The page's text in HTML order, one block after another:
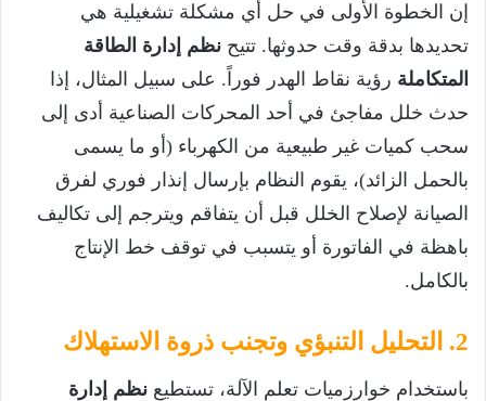
إن الخطوة الأولى في حل أي مشكلة تشغيلية هي
تحديدها بدقة وقت حدوثها. تتيح نظم إدارة الطاقة
المتكاملة رؤية نقاط الهدر فوراً. على سبيل المثال، إذا
حدث خلل مفاجئ في أحد المحركات الصناعية أدى إلى
سحب كميات غير طبيعية من الكهرباء (أو ما يسمى
بالحمل الزائد)، يقوم النظام بإرسال إنذار فوري لفرق
الصيانة لإصلاح الخلل قبل أن يتفاقم ويترجم إلى تكاليف
باهظة في الفاتورة أو يتسبب في توقف خط الإنتاج
بالكامل.
2. التحليل التنبؤي وتجنب ذروة الاستهلاك
باستخدام خوارزميات تعلم الآلة، تستطيع نظم إدارة